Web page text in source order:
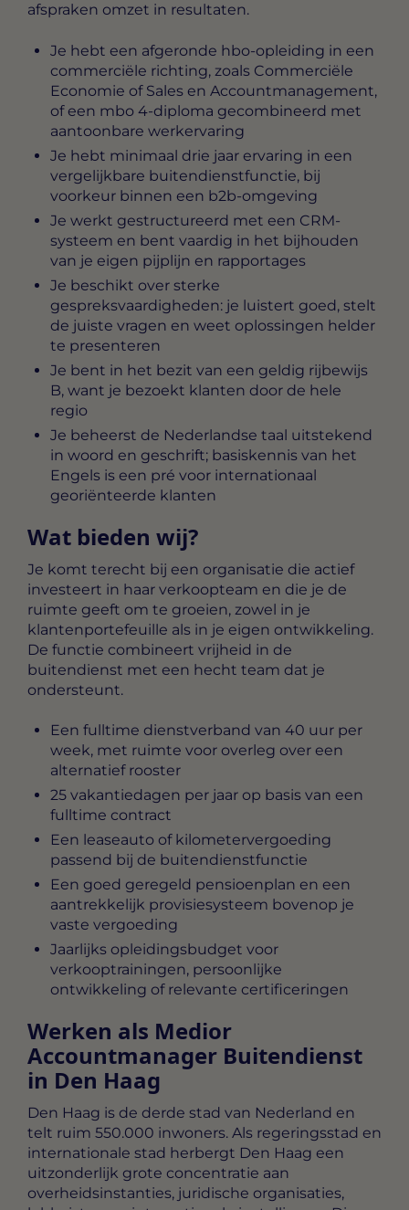
afspraken omzet in resultaten.
Je hebt een afgeronde hbo-opleiding in een
commerciële richting, zoals Commerciële
Economie of Sales en Accountmanagement,
of een mbo 4-diploma gecombineerd met
aantoonbare werkervaring
Je hebt minimaal drie jaar ervaring in een
vergelijkbare buitendienstfunctie, bij
voorkeur binnen een b2b-omgeving
Je werkt gestructureerd met een CRM-
systeem en bent vaardig in het bijhouden
van je eigen pijplijn en rapportages
Je beschikt over sterke
gespreksvaardigheden: je luistert goed, stelt
de juiste vragen en weet oplossingen helder
te presenteren
Je bent in het bezit van een geldig rijbewijs
B, want je bezoekt klanten door de hele
regio
Je beheerst de Nederlandse taal uitstekend
in woord en geschrift; basiskennis van het
Engels is een pré voor internationaal
georiënteerde klanten
Wat bieden wij?
Je komt terecht bij een organisatie die actief
investeert in haar verkoopteam en die je de
ruimte geeft om te groeien, zowel in je
klantenportefeuille als in je eigen ontwikkeling.
De functie combineert vrijheid in de
buitendienst met een hecht team dat je
ondersteunt.
Een fulltime dienstverband van 40 uur per
week, met ruimte voor overleg over een
alternatief rooster
25 vakantiedagen per jaar op basis van een
fulltime contract
Een leaseauto of kilometervergoeding
passend bij de buitendienstfunctie
Een goed geregeld pensioenplan en een
aantrekkelijk provisiesysteem bovenop je
vaste vergoeding
Jaarlijks opleidingsbudget voor
verkooptrainingen, persoonlijke
ontwikkeling of relevante certificeringen
Werken als Medior
Accountmanager Buitendienst
in Den Haag
Den Haag is de derde stad van Nederland en
telt ruim 550.000 inwoners. Als regeringsstad en
internationale stad herbergt Den Haag een
uitzonderlijk grote concentratie aan
overheidsinstanties, juridische organisaties,